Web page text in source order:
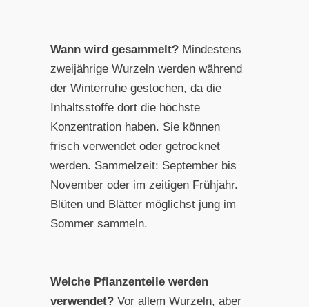
Wann wird gesammelt?Mindestens
zweijährige Wurzeln werden während
der Winterruhe gestochen, da die
Inhaltsstoffe dort die höchste
Konzentration haben. Sie können
frisch verwendet oder getrocknet
werden. Sammelzeit: September bis
November oder im zeitigen Frühjahr.
Blüten und Blätter möglichst jung im
Sommer sammeln.
Welche Pflanzenteile werden
verwendet? Vor allem Wurzeln, aber